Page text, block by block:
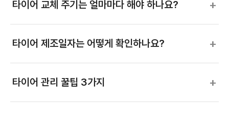
타이어 교체 주기는 얼마마다 해야 하나요? +
타이어 제조일자는 어떻게 확인하나요? +
타이어 관리 꿀팁 3가지 +